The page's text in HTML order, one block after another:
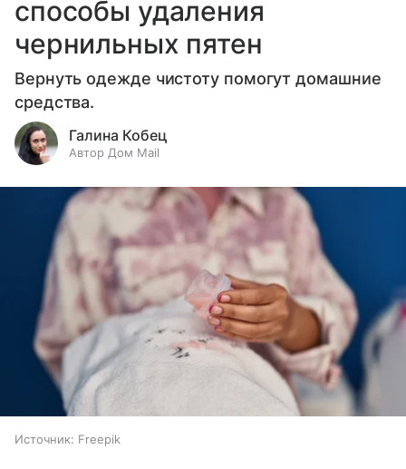
способы удаления
чернильных пятен
Вернуть одежде чистоту помогут домашние
средства.
Галина Кобец
Автор Дом Mail
Источник: Freepik